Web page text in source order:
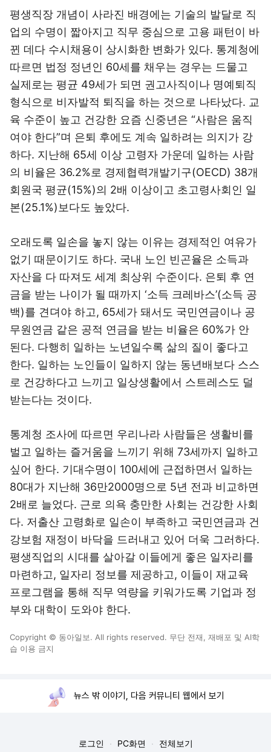
평생직장 개념이 사라진 배경에는 기술의 발달로 직
업의 수명이 짧아지고 직무 중심으로 고용 패턴이 바
뀐 데다 수시채용이 상시화한 변화가 있다. 통계청에
따르면 법정 정년인 60세를 채우는 경우는 드물고
실제로는 평균 49세가 되면 권고사직이나 명예퇴직
형식으로 비자발적 퇴직을 하는 것으로 나타났다. 교
육 수준이 높고 건강한 요즘 신중년은 “사람은 움직
여야 한다”며 은퇴 후에도 계속 일하려는 의지가 강
하다. 지난해 65세 이상 고령자 가운데 일하는 사람
의 비율은 36.2%로 경제협력개발기구(OECD) 38개
회원국 평균(15%)의 2배 이상이고 초고령사회인 일
본(25.1%)보다도 높았다.
오래도록 일손을 놓지 않는 이유는 경제적인 여유가
없기 때문이기도 하다. 국내 노인 빈곤율은 소득과
자산을 다 따져도 세계 최상위 수준이다. 은퇴 후 연
금을 받는 나이가 될 때까지 ‘소득 크레바스’(소득 공
백)를 견뎌야 하고, 65세가 돼서도 국민연금이나 공
무원연금 같은 공적 연금을 받는 비율은 60%가 안
된다. 다행히 일하는 노년일수록 삶의 질이 좋다고
한다. 일하는 노인들이 일하지 않는 동년배보다 스스
로 건강하다고 느끼고 일상생활에서 스트레스도 덜
받는다는 것이다.
통계청 조사에 따르면 우리나라 사람들은 생활비를
벌고 일하는 즐거움을 느끼기 위해 73세까지 일하고
싶어 한다. 기대수명이 100세에 근접하면서 일하는
80대가 지난해 36만2000명으로 5년 전과 비교하면
2배로 늘었다. 근로 의욕 충만한 사회는 건강한 사회
다. 저출산 고령화로 일손이 부족하고 국민연금과 건
강보험 재정이 바닥을 드러내고 있어 더욱 그러하다.
평생직업의 시대를 살아갈 이들에게 좋은 일자리를
마련하고, 일자리 정보를 제공하고, 이들이 재교육
프로그램을 통해 직무 역량을 키워가도록 기업과 정
부와 대학이 도와야 한다.
Copyright © 동아일보. All rights reserved. 무단 전재, 재배포 및 AI학
습 이용 금지
뉴스 밖 이야기, 다음 커뮤니티 웹에서 보기
로그인 PC화면 전체보기